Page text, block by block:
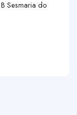
Sesmaria do